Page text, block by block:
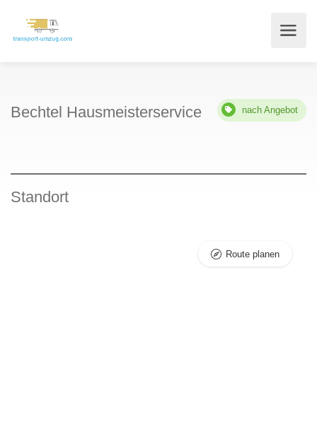
Bechtel Hausmeisterservice nach Angebot
Standort
Route planen